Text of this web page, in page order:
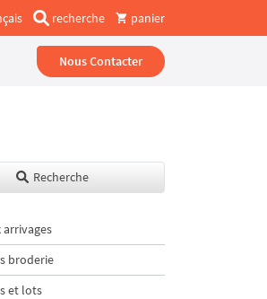
recherche panier
Nous Contacter
Recherche
arrivages
broderie
et lots